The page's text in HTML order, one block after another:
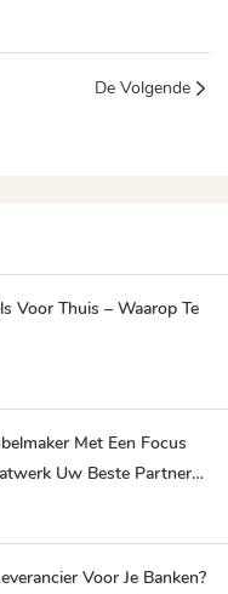
De Volgende
Voor Thuis – Waarop Te
Met Een Focus
Uw Beste Partner
Voor Je Banken?